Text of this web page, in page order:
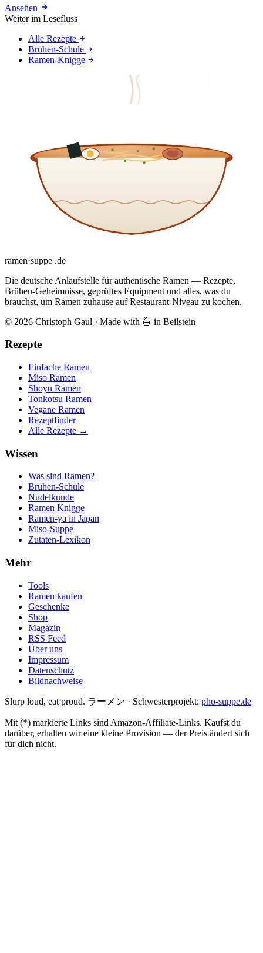
Ansehen
Weiter im Lesefluss
Alle Rezepte
Brühen-Schule
Ramen-Knigge
ramen·suppe .de
Die deutsche Anlaufstelle für authentische Ramen — Rezepte,
Brühen-Geheimnisse, geprüftes Equipment und alles, was du
brauchst, um Ramen zuhause auf Restaurant-Niveau zu kochen.
© 2026 Christoph Gaul · Made with 🍜 in Beilstein
Rezepte
Einfache Ramen
Miso Ramen
Shoyu Ramen
Tonkotsu Ramen
Vegane Ramen
Rezeptfinder
Alle Rezepte →
Wissen
Was sind Ramen?
Brühen-Schule
Nudelkunde
Ramen Knigge
Ramen-ya in Japan
Miso-Suppe
Zutaten-Lexikon
Mehr
Tools
Ramen kaufen
Geschenke
Shop
Magazin
RSS Feed
Über uns
Impressum
Datenschutz
Bildnachweise
Slurp loud, eat proud. ラーメン · Schwesterprojekt: pho-suppe.de
Mit (*) markierte Links sind Amazon-Affiliate-Links. Kaufst du
darüber, erhalten wir eine kleine Provision — der Preis ändert sich
für dich nicht.